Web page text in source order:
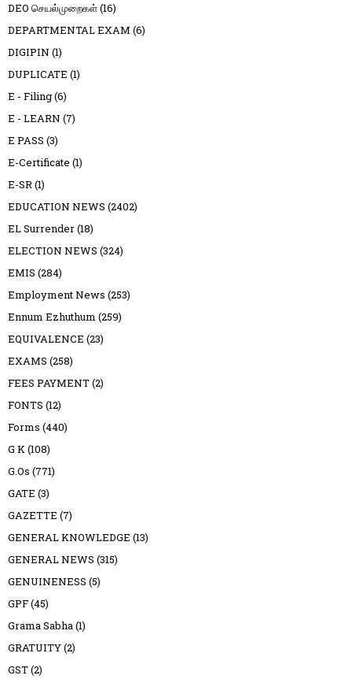
DEO செயல்முறைகள்(16)
DEPARTMENTAL EXAM (6)
DIGIPIN (1)
DUPLICATE (1)
E - Filing(6)
E - LEARN (7)
E PASS (3)
E-Certificate (1)
E-SR(1)
EDUCATION NEWS (2402)
EL Surrender(18)
ELECTION NEWS (324)
EMIS (284)
Employment News (253)
Ennum Ezhuthum (259)
EQUIVALENCE (23)
EXAMS (258)
FEES PAYMENT(2)
FONTS (12)
Forms (440)
G K(108)
G.Os (771)
GATE (3)
GAZETTE (7)
GENERAL KNOWLEDGE (13)
GENERAL NEWS (315)
GENUINENESS (5)
GPF(45)
Grama Sabha(1)
GRATUITY(2)
GST(2)